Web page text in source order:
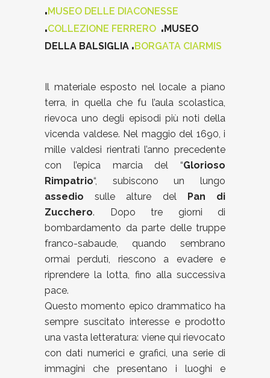
.MUSEO DELLE DIACONESSE
.COLLEZIONE FERRERO .MUSEO
DELLA BALSIGLIA .BORGATA CIARMIS
Il materiale esposto nel locale a piano
terra, in quella che fu l’aula scolastica,
rievoca uno degli episodi più noti della
vicenda valdese. Nel maggio del 1690, i
mille valdesi rientrati l’anno precedente
con l’epica marcia del “Glorioso
Rimpatrio“, subiscono un lungo
assedio sulle alture del Pan di
Zucchero. Dopo tre giorni di
bombardamento da parte delle truppe
franco-sabaude, quando sembrano
ormai perduti, riescono a evadere e
riprendere la lotta, fino alla successiva
pace.
Questo momento epico drammatico ha
sempre suscitato interesse e prodotto
una vasta letteratura: viene qui rievocato
con dati numerici e grafici, una serie di
immagini che presentano i luoghi e